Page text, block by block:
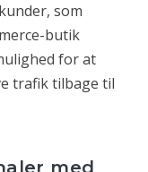
som
butik
for at
trafik tilbage til